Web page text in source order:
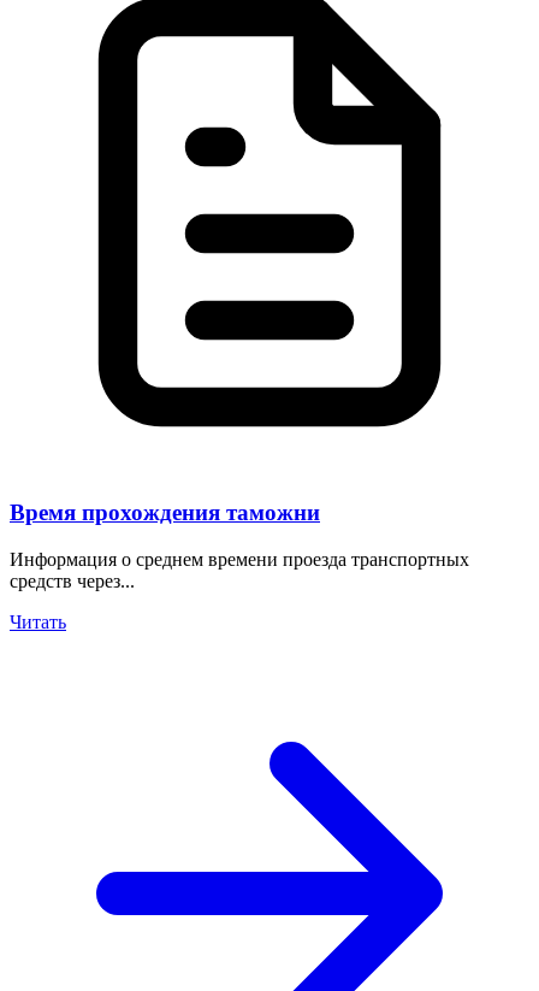
Время прохождения таможни
Информация о среднем времени проезда транспортных
средств через...
Читать